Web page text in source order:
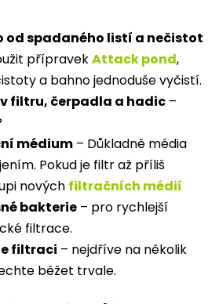
od spadaného listí a nečistot
přípravekAttack pond,
a bahno jednoduše vyčistí.
filtru, čerpadla a hadic –
médium – Důkladně média
Pokud je filtr až příliš
nových filtračních médií
bakterie – pro rychlejší
filtrace.
filtraci – nejdříve na několik
běžet trvale.